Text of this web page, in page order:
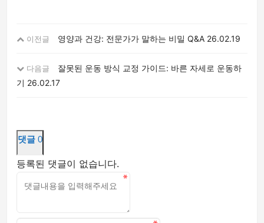
이전글 영양과 건강: 전문가가 말하는 비밀 Q&A 26.02.19
다음글
잘못된 운동 방식 교정 가이드: 바른 자세로 운동하
기 26.02.17
댓글 0
등록된 댓글이 없습니다.